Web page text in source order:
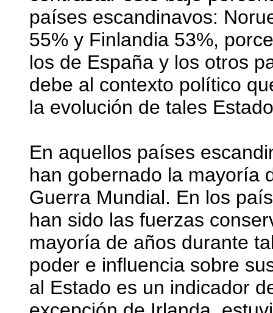
países escandinavos:
55% y Finlandia 53%,
los de España y los otros
debe al contexto político
la evolución de tales
En aquellos países
han gobernado la mayoría
Guerra Mundial. En los
han sido las fuerzas
mayoría de años durante
poder e influencia sobre
al Estado es un indicador